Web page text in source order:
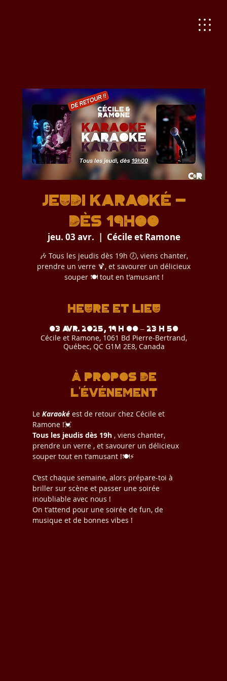
JEUDI KARAOKÉ -
Dès 19h00
jeu. 03 avr.
  |
Cécile et Ramone
🎶 Tous les jeudis dès 19h 🕖, viens chanter,
prendre un verre 🍹, et savourer un délicieux
souper 🍽️ tout en t'amusant !
Heure et lieu
03 avr. 2025, 19 h 00 – 23 h 50
Cécile et Ramone, 1061 Bd Pierre-Bertrand,
Québec, QC G1M 2E8, Canada
À propos de
l'événement
Le Karaoké est de retour chez Cécile et
Ramone !💓
Tous les jeudis dès 19h , viens chanter,
prendre un verre , et savourer un délicieux
souper tout en t'amusant !🍽️⚡️
C’est chaque semaine, alors prépare-toi à
briller sur scène et passer une soirée
inoubliable avec nous !
On t'attend pour une soirée de fun, de
musique et de bonnes vibes !